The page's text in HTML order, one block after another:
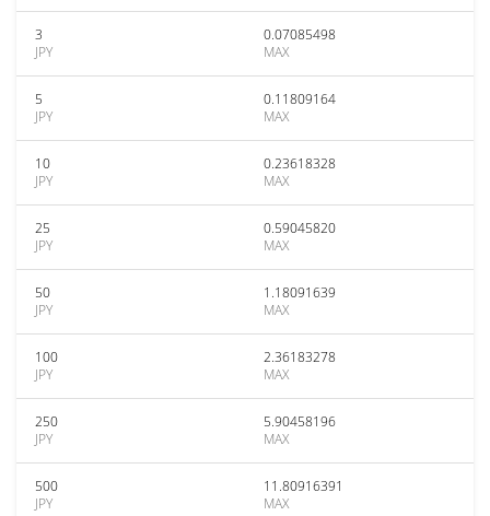
3
JPY
0.07085498
MAX
5
JPY
0.11809164
MAX
10
JPY
0.23618328
MAX
25
JPY
0.59045820
MAX
50
JPY
1.18091639
MAX
100
JPY
2.36183278
MAX
250
JPY
5.90458196
MAX
500
JPY
11.80916391
MAX